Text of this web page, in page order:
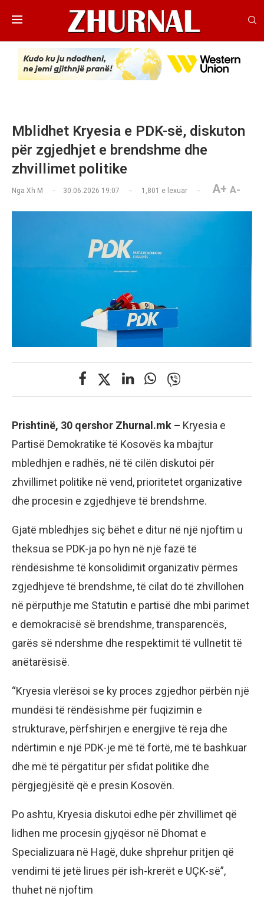
Mblidhet Kryesia e PDK-së, diskuton
për zgjedhjet e brendshme dhe
zhvillimet politike
Nga Xh M 30.06.2026 19:07 1,801 e lexuar A+ A-
Prishtinë, 30 qershor Zhurnal.mk – Kryesia e
Partisë Demokratike të Kosovës ka mbajtur
mbledhjen e radhës, në të cilën diskutoi për
zhvillimet politike në vend, prioritetet organizative
dhe procesin e zgjedhjeve të brendshme.
Gjatë mbledhjes siç bëhet e ditur në një njoftim u
theksua se PDK-ja po hyn në një fazë të
rëndësishme të konsolidimit organizativ përmes
zgjedhjeve të brendshme, të cilat do të zhvillohen
në përputhje me Statutin e partisë dhe mbi parimet
e demokracisë së brendshme, transparencës,
garës së ndershme dhe respektimit të vullnetit të
anëtarësisë.
“Kryesia vlerësoi se ky proces zgjedhor përbën një
mundësi të rëndësishme për fuqizimin e
strukturave, përfshirjen e energjive të reja dhe
ndërtimin e një PDK-je më të fortë, më të bashkuar
dhe më të përgatitur për sfidat politike dhe
përgjegjësitë që e presin Kosovën.
Po ashtu, Kryesia diskutoi edhe për zhvillimet që
lidhen me procesin gjyqësor në Dhomat e
Specializuara në Hagë, duke shprehur pritjen që
vendimi të jetë lirues për ish-krerët e UÇK-së”,
thuhet në njoftim